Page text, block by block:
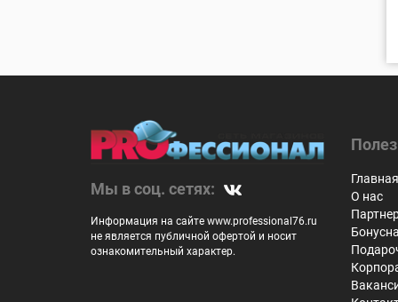
Мы в соц. сетях:
Информация на сайте www.professional76.ru
не является публичной офертой и носит
ознакомительный характер.
Главная
О нас